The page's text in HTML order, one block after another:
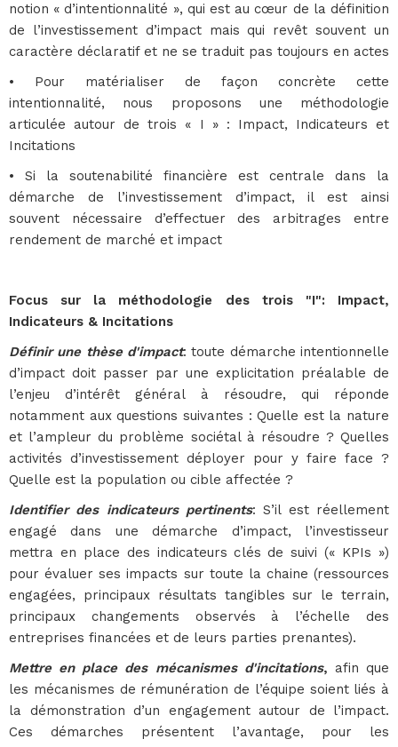
notion « d’intentionnalité », qui est au cœur de la définition
de l’investissement d’impact mais qui revêt souvent un
caractère déclaratif et ne se traduit pas toujours en actes
• Pour matérialiser de façon concrète cette
intentionnalité, nous proposons une méthodologie
articulée autour de trois « I » : Impact, Indicateurs et
Incitations
• Si la soutenabilité financière est centrale dans la
démarche de l’investissement d’impact, il est ainsi
souvent nécessaire d’effectuer des arbitrages entre
rendement de marché et impact
Focus sur la méthodologie des trois "I": Impact,
Indicateurs & Incitations
Définir une thèse d'impact: toute démarche intentionnelle
d’impact doit passer par une explicitation préalable de
l’enjeu d’intérêt général à résoudre, qui réponde
notamment aux questions suivantes : Quelle est la nature
et l’ampleur du problème sociétal à résoudre ? Quelles
activités d’investissement déployer pour y faire face ?
Quelle est la population ou cible affectée ?
Identifier des indicateurs pertinents: S’il est réellement
engagé dans une démarche d’impact, l’investisseur
mettra en place des indicateurs clés de suivi (« KPIs »)
pour évaluer ses impacts sur toute la chaine (ressources
engagées, principaux résultats tangibles sur le terrain,
principaux changements observés à l’échelle des
entreprises financées et de leurs parties prenantes).
Mettre en place des mécanismes d'incitations, afin que
les mécanismes de rémunération de l’équipe soient liés à
la démonstration d’un engagement autour de l’impact.
Ces démarches présentent l’avantage, pour les